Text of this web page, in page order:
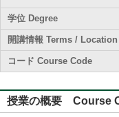
学位 Degree
開講情報 Terms / Location
コード Course Code
授業の概要 Course